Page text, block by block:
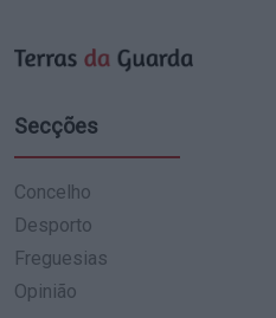
Secções
Concelho
Desporto
Freguesias
Opinião